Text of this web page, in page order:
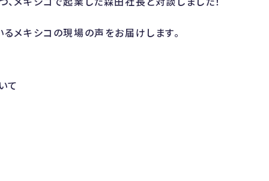
メキシコの現場の声をお届けします。
て